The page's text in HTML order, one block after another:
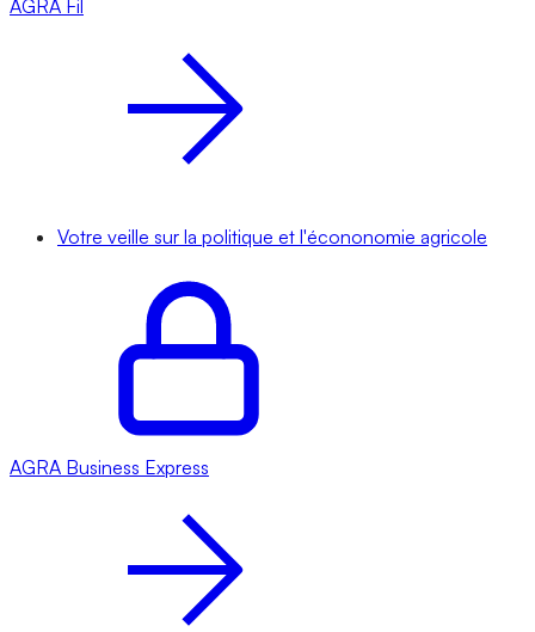
AGRA Fil
Votre veille sur la politique et l'écononomie agricole
AGRA Business Express